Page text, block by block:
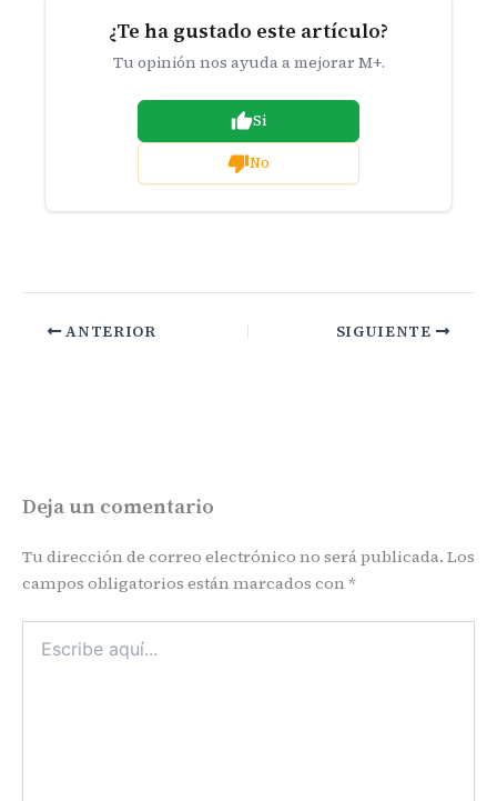
¿Te ha gustado este artículo?
Tu opinión nos ayuda a mejorar M+.
Si
No
ANTERIOR SIGUIENTE
Deja un comentario
Tu dirección de correo electrónico no será publicada. Los
campos obligatorios están marcados con *
aquí...